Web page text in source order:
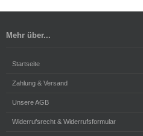
Mehr über...
Startseite
Zahlung & Versand
Unsere AGB
Widerrufsrecht & Widerrufsformular